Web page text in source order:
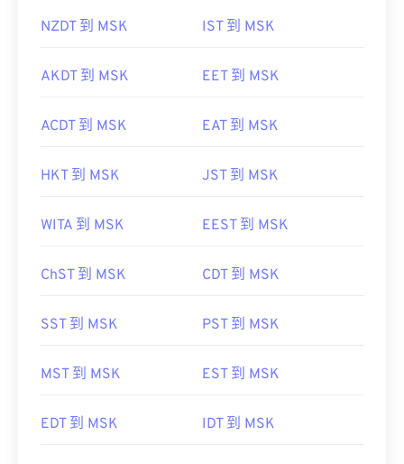
NZDT 到 MSK IST 到 MSK
AKDT 到 MSK EET 到 MSK
ACDT 到 MSK EAT 到 MSK
HKT 到 MSK JST 到 MSK
WITA 到 MSK EEST 到 MSK
ChST 到 MSK CDT 到 MSK
SST 到 MSK PST 到 MSK
MST 到 MSK EST 到 MSK
EDT 到 MSK IDT 到 MSK